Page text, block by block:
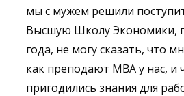
мы с мужем решили
Высшую Школу Экономики,
года, не могу сказать, что
как преподают МBA у нас, и
пригодились знания для